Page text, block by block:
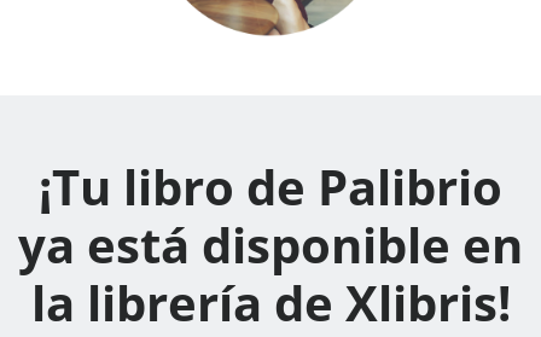
¡Tu libro de Palibrio
ya está disponible en
la librería de Xlibris!